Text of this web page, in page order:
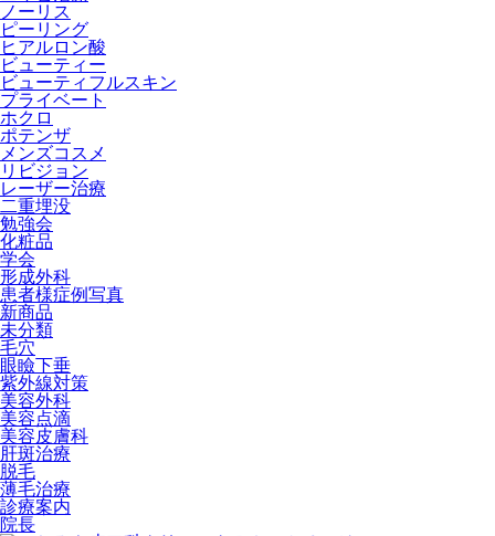
ノーリス
ピーリング
ヒアルロン酸
ビューティー
ビューティフルスキン
プライベート
ホクロ
ポテンザ
メンズコスメ
リビジョン
レーザー治療
二重埋没
勉強会
化粧品
学会
形成外科
患者様症例写真
新商品
未分類
毛穴
眼瞼下垂
紫外線対策
美容外科
美容点滴
美容皮膚科
肝斑治療
脱毛
薄毛治療
診療案内
院長